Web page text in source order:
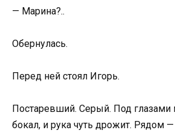
— Марина?..
Обернулась.
Перед ней стоял Игорь.
Постаревший. Серый. Под
бокал, и рука чуть дрожит. Рядом